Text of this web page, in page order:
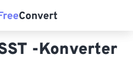
-Konverter